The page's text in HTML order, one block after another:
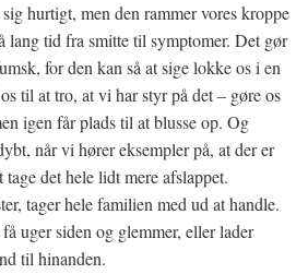
hurtigt, men den rammer vores kroppe
lang tid fra smitte til symptomer. Det gør
for den kan så at sige lokke os i en
til at tro, at vi har styr på det – gøre os
igen får plads til at blusse op. Og
når vi hører eksempler på, at der er
det hele lidt mere afslappet.
tager hele familien med ud at handle.
uger siden og glemmer, eller lader
til hinanden.